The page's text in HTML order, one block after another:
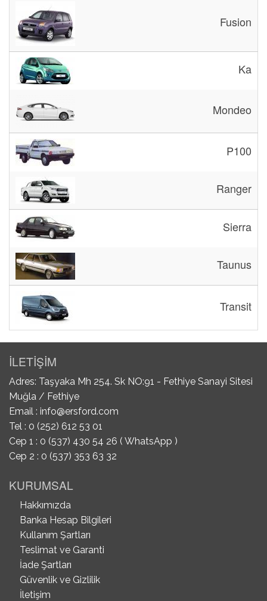
Fusion
Ka
Mondeo
P100
Ranger
Sierra
Taunus
Transit
İLETİŞİM
Adres: Taşyaka Mh 254. Sk NO:91 - Fethiye Sanayi Sitesi
Muğla / Fethiye
Email : info@ersford.com
Tel : 0 (252) 612 53 01
Cep 1 : 0 (537) 430 54 26 ( WhatsApp )
Cep 2 : 0 (537) 353 63 32
KURUMSAL
Hakkımızda
Banka Hesap Bilgileri
Kullanım Şartları
Teslimat ve Garanti
İade Şartları
Güvenlik ve Gizlilik
İletişim